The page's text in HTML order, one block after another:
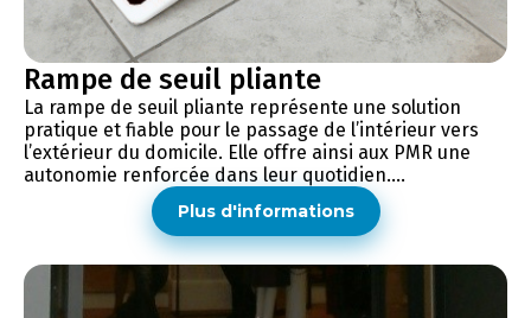
Rampe de seuil pliante
La rampe de seuil pliante représente une solution
pratique et fiable pour le passage de l’intérieur vers
l’extérieur du domicile. Elle offre ainsi aux PMR une
autonomie renforcée dans leur quotidien....
Plus d'informations